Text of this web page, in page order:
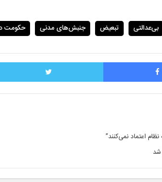
بی‌عدالتی تبعیض جنبش‌های مدنی حکومت
فیس بوک
اعتماد نمی‌کنند”
شد